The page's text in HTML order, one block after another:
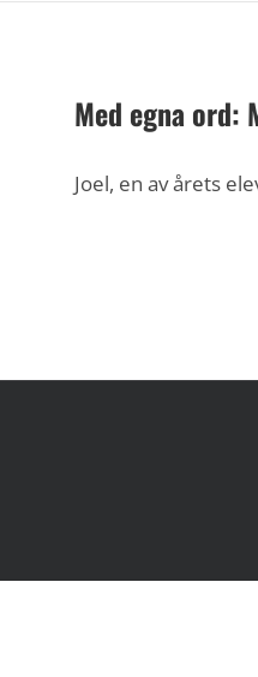
Med egna ord:
Joel, en av årets